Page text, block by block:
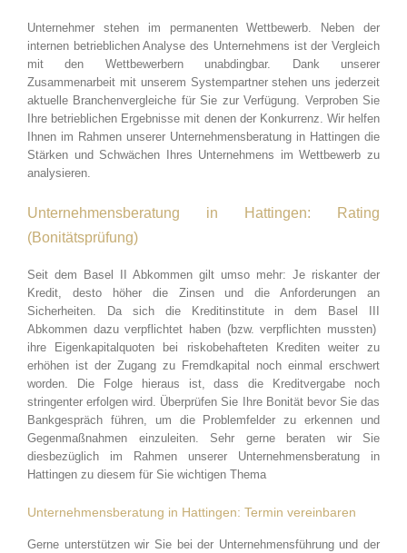
Unternehmer stehen im permanenten Wettbewerb. Neben der
internen betrieblichen Analyse des Unternehmens ist der Vergleich
mit den Wettbewerbern unabdingbar. Dank unserer
Zusammenarbeit mit unserem Systempartner stehen uns jederzeit
aktuelle Branchenvergleiche für Sie zur Verfügung. Verproben Sie
Ihre betrieblichen Ergebnisse mit denen der Konkurrenz. Wir helfen
Ihnen im Rahmen unserer Unternehmensberatung in Hattingen die
Stärken und Schwächen Ihres Unternehmens im Wettbewerb zu
analysieren.
Unternehmensberatung in Hattingen: Rating
(Bonitätsprüfung)
Seit dem Basel II Abkommen gilt umso mehr: Je riskanter der
Kredit, desto höher die Zinsen und die Anforderungen an
Sicherheiten. Da sich die Kreditinstitute in dem Basel III
Abkommen dazu verpflichtet haben (bzw. verpflichten mussten)
ihre Eigenkapitalquoten bei riskobehafteten Krediten weiter zu
erhöhen ist der Zugang zu Fremdkapital noch einmal erschwert
worden. Die Folge hieraus ist, dass die Kreditvergabe noch
stringenter erfolgen wird. Überprüfen Sie Ihre Bonität bevor Sie das
Bankgespräch führen, um die Problemfelder zu erkennen und
Gegenmaßnahmen einzuleiten. Sehr gerne beraten wir Sie
diesbezüglich im Rahmen unserer Unternehmensberatung in
Hattingen zu diesem für Sie wichtigen Thema
Unternehmensberatung in Hattingen: Termin vereinbaren
Gerne unterstützen wir Sie bei der Unternehmensführung und der